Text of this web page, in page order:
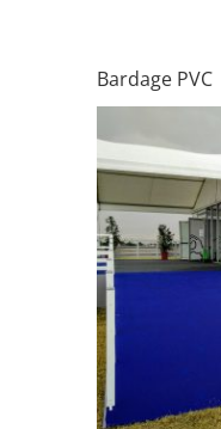
Bardage PVC